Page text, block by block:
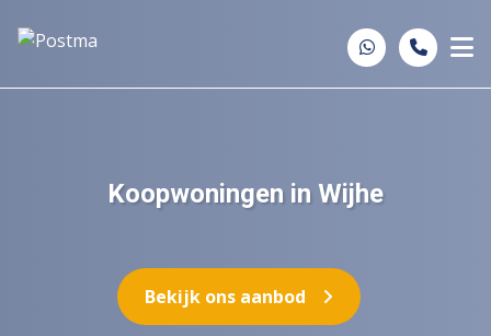
Koopwoningen in Wijhe
Bekijk ons aanbod